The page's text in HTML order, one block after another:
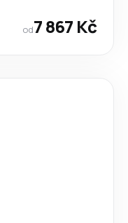
od7 867 Kč